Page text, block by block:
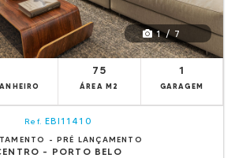
1 / 7
75
ÁREA M2
1
GARAGEM
Ref. EBI11410
- PRÉ LANÇAMENTO
- PORTO BELO